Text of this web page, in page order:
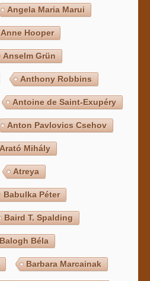
Angela Maria Marui
Anne Hooper
Anselm Grün
Anthony Robbins
Antoine de Saint-Exupéry
Anton Pavlovics Csehov
Arató Mihály
Atreya
Babulka Péter
Baird T. Spalding
Balogh Béla
Barbara Marcainak